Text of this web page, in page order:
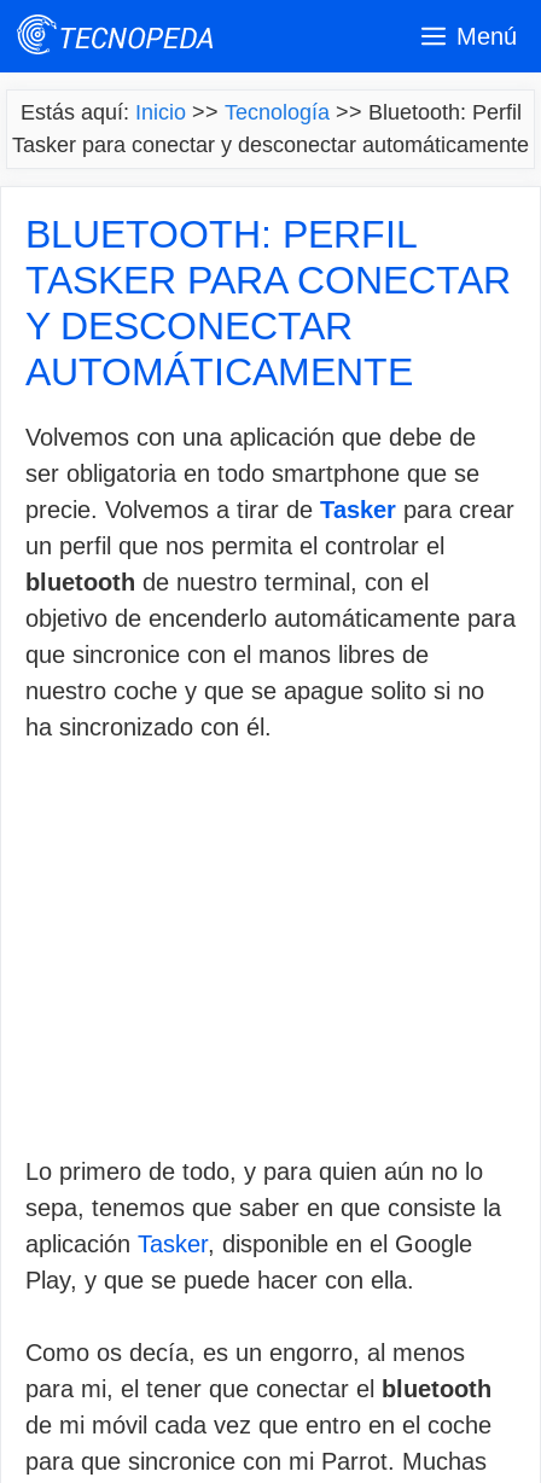
Saltar
Menú
Estás aquí: Inicio>> Tecnología>> Bluetooth: Perfil
Tasker para conectar y desconectar automáticamente
BLUETOOTH: PERFIL
TASKER PARA CONECTAR
Y DESCONECTAR
AUTOMÁTICAMENTE
Volvemos con una aplicación que debe de
ser obligatoria en todo smartphone que se
precie. Volvemos a tirar de Tasker para crear
un perfil que nos permita el controlar el
bluetooth de nuestro terminal, con el
objetivo de encenderlo automáticamente para
que sincronice con el manos libres de
nuestro coche y que se apague solito si no
ha sincronizado con él.
Lo primero de todo, y para quien aún no lo
sepa, tenemos que saber en que consiste la
aplicación Tasker, disponible en el Google
Play, y que se puede hacer con ella.
Como os decía, es un engorro, al menos
para mi, el tener que conectar el
bluetooth
de mi móvil cada vez que entro en el coche
para que sincronice con mi Parrot. Muchas